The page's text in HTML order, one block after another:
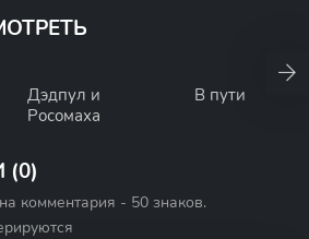
Дэдпул и
Росомаха
В пути
комментария - 50 знаков.